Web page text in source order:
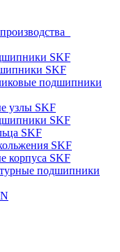
SKF
SKF
подшипники
узлы SKF
SKF
SKF
SKF
корпуса SKF
подшипники